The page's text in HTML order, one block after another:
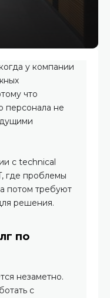
у компании
что
персонала не
с technical
где проблемы
потом требуют
решения.
по
незаметно.
с